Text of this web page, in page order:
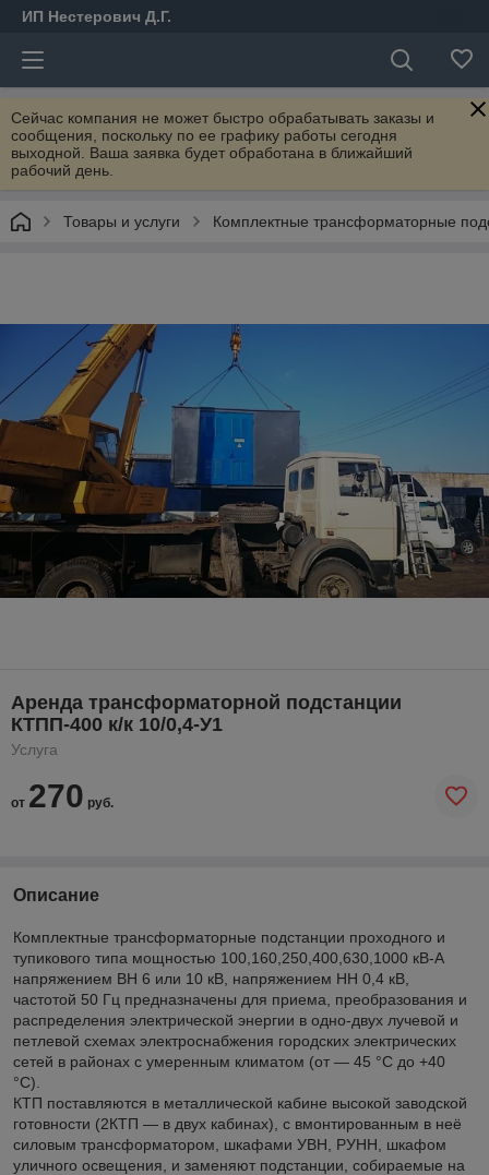
ИП Нестерович Д.Г.
Сейчас компания не может быстро обрабатывать заказы и
сообщения, поскольку по ее графику работы сегодня
выходной. Ваша заявка будет обработана в ближайший
рабочий день.
Товары и услуги Комплектные трансформаторные
Аренда трансформаторной подстанции
КТПП-400 к/к 10/0,4-У1
Услуга
от 270 руб.
Описание
Комплектные трансформаторные подстанции проходного и
тупикового типа мощностью 100,160,250,400,630,1000 кВ-А
напряжением ВН 6 или 10 кВ, напряжением НН 0,4 кВ,
частотой 50 Гц предназначены для приема, преобразования и
распределения электрической энергии в одно-двух лучевой и
петлевой схемах электроснабжения городских электрических
сетей в районах с умеренным климатом (от ― 45 °С до +40
°С).
КТП поставляются в металлической кабине высокой заводской
готовности (2КТП ― в двух кабинах), с вмонтированным в неё
силовым трансформатором, шкафами УВН, РУНН, шкафом
уличного освещения, и заменяют подстанции, собираемые на